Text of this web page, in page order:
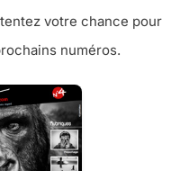
votre chance pour
numéros.